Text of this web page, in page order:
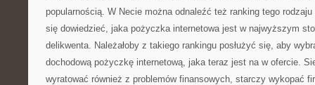
popularnością. W Necie można odnaleźć też ranking tego
się dowiedzieć, jaka pożyczka internetowa jest w najwyższym
delikwenta. Należałoby z takiego rankingu posłużyć się, aby
dochodową pożyczkę internetową, jaka teraz jest na w ofercie.
wyratować również z problemów finansowych, starczy wykopać